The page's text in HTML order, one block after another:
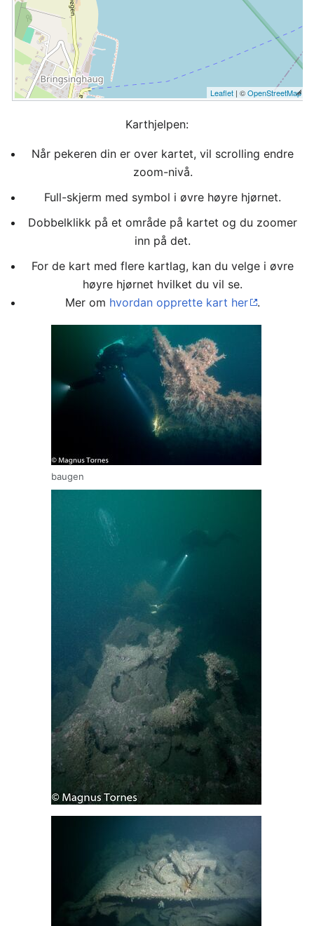
Leaflet | ©OpenStreetMap
Karthjelpen:
Når pekeren din er over kartet, vil scrolling endre
zoom-nivå.
Full-skjerm med symbol i øvre høyre hjørnet.
Dobbelklikk på et område på kartet og du zoomer
inn på det.
For de kart med flere kartlag, kan du velge i øvre
høyre hjørnet hvilket du vil se.
Mer om hvordan opprette kart her .
baugen